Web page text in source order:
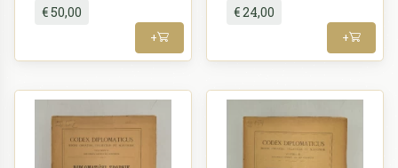
€ 50,00
+
Knjiga o uredbama i
običajima skupštine
€ 24,00
+